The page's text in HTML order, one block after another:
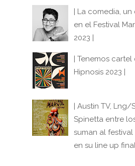
| La comedia,
en el Festival
2023 |
| Tenemos
Hipnosis 2023 |
| Austin TV,
Spinetta entre
suman al
en su line up final